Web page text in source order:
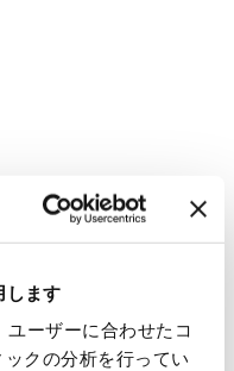
します
ーザーに合わせたコ
クの分析を行ってい